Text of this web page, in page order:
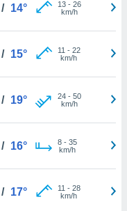
/ 14° 13- 26
km/h
/ 15° 11 - 22
km/h
/ 19° 24- 50
km/h
/ 16° 8- 35
km/h
/ 17° 11 - 28
km/h